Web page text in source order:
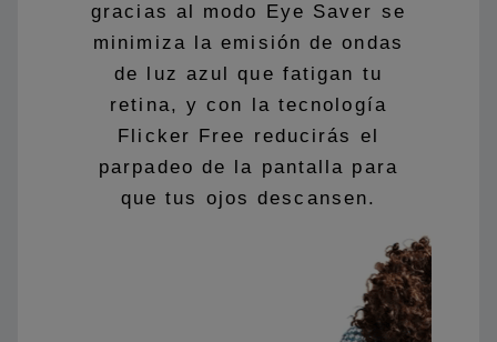
gracias al modo Eye Saver se
minimiza la emisión de ondas
de luz azul que fatigan tu
retina, y con la tecnología
Flicker Free reducirás el
parpadeo de la pantalla para
que tus ojos descansen.